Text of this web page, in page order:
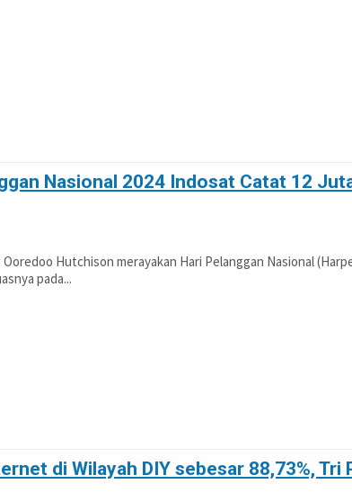
Nasional 2024 Indosat Catat 12
Hutchison merayakan Hari Pelanggan Nasional
pada...
di Wilayah DIY sebesar 88,73%, Tri